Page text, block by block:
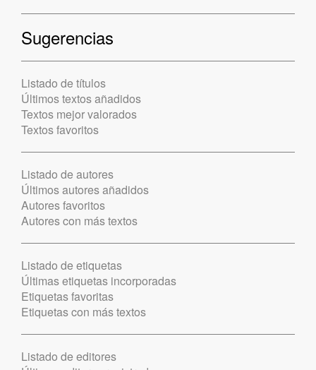
Sugerencias
Listado de títulos
Últimos textos añadidos
Textos mejor valorados
Textos favoritos
Listado de autores
Últimos autores añadidos
Autores favoritos
Autores con más textos
Listado de etiquetas
Últimas etiquetas incorporadas
Etiquetas favoritas
Etiquetas con más textos
Listado de editores